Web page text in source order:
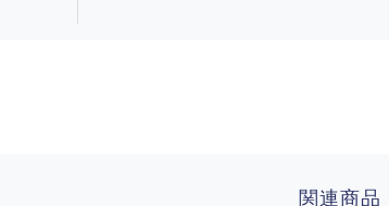
関連商品